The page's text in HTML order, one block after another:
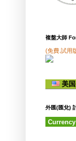
複盤大師
(免費.試用
美
外匯(匯兌)